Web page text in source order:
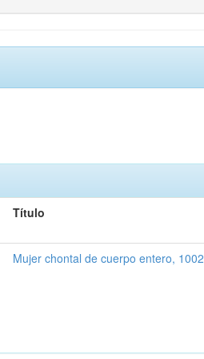
Título
Mujer chontal de cuerpo entero, 1002